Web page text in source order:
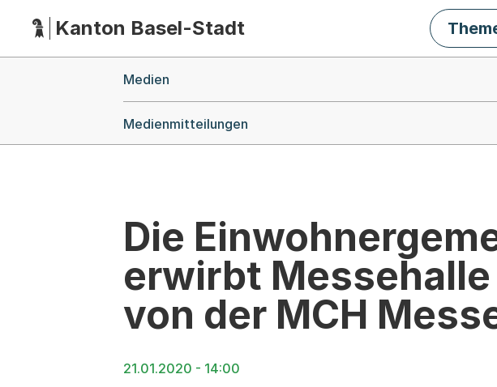
HauptnavigationKanton Basel-Stadt
Medien
Medienmitteilungen
Die
erwirbt
von der MCH
21.01.2020 - 14:00